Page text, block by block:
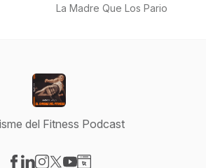
La Madre Que Los Pario
del Fitness Podcast